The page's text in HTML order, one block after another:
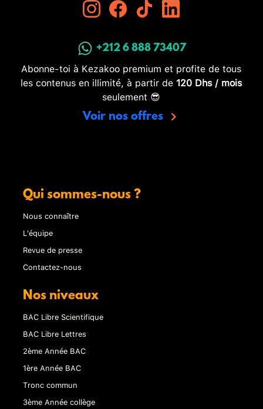
+212 6 888 73407
Abonne-toi à Kezakoo premium et profite de tous
les contenus en illimité, à partir de 120 Dhs / mois
seulement 😎
Voir nos offres
Qui sommes-nous ?
Nous connaître
L'équipe
Revue de presse
Contactez-nous
Nos niveaux
BAC Libre Scientifique
BAC Libre Lettres
2ème Année BAC
1ère Année BAC
Tronc commun
3ème Année collège